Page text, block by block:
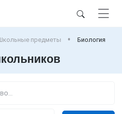
предметы Биология